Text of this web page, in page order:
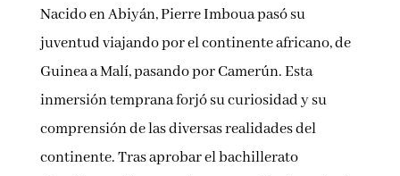
Nacido en Abiyán, Pierre Imboua pasó su
juventud viajando por el continente africano, de
Guinea a Malí, pasando por Camerún. Esta
inmersión temprana forjó su curiosidad y su
comprensión de las diversas realidades del
continente. Tras aprobar el bachillerato